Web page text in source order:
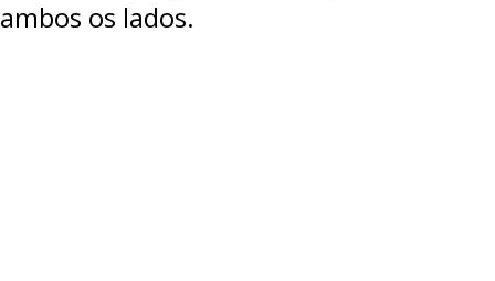
ambos os lados.